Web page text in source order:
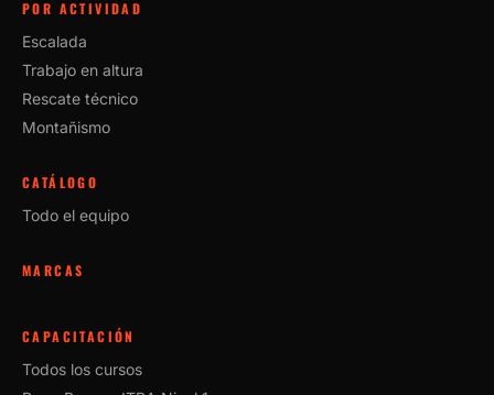
POR ACTIVIDAD
Escalada
Trabajo en altura
Rescate técnico
Montañismo
CATÁLOGO
Todo el equipo
MARCAS
CAPACITACIÓN
Todos los cursos